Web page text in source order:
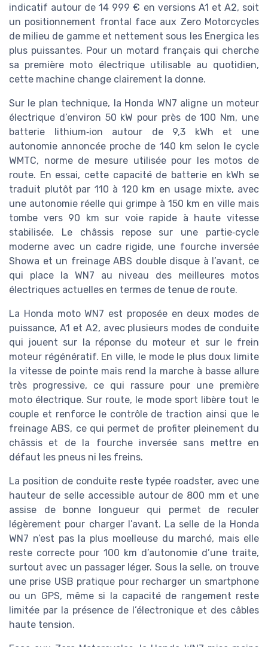
indicatif autour de 14 999 € en versions A1 et A2, soit
un positionnement frontal face aux Zero Motorcycles
de milieu de gamme et nettement sous les Energica les
plus puissantes. Pour un motard français qui cherche
sa première moto électrique utilisable au quotidien,
cette machine change clairement la donne.
Sur le plan technique, la Honda WN7 aligne un moteur
électrique d’environ 50 kW pour près de 100 Nm, une
batterie lithium‑ion autour de 9,3 kWh et une
autonomie annoncée proche de 140 km selon le cycle
WMTC, norme de mesure utilisée pour les motos de
route. En essai, cette capacité de batterie en kWh se
traduit plutôt par 110 à 120 km en usage mixte, avec
une autonomie réelle qui grimpe à 150 km en ville mais
tombe vers 90 km sur voie rapide à haute vitesse
stabilisée. Le châssis repose sur une partie‑cycle
moderne avec un cadre rigide, une fourche inversée
Showa et un freinage ABS double disque à l’avant, ce
qui place la WN7 au niveau des meilleures motos
électriques actuelles en termes de tenue de route.
La Honda moto WN7 est proposée en deux modes de
puissance, A1 et A2, avec plusieurs modes de conduite
qui jouent sur la réponse du moteur et sur le frein
moteur régénératif. En ville, le mode le plus doux limite
la vitesse de pointe mais rend la marche à basse allure
très progressive, ce qui rassure pour une première
moto électrique. Sur route, le mode sport libère tout le
couple et renforce le contrôle de traction ainsi que le
freinage ABS, ce qui permet de profiter pleinement du
châssis et de la fourche inversée sans mettre en
défaut les pneus ni les freins.
La position de conduite reste typée roadster, avec une
hauteur de selle accessible autour de 800 mm et une
assise de bonne longueur qui permet de reculer
légèrement pour charger l’avant. La selle de la Honda
WN7 n’est pas la plus moelleuse du marché, mais elle
reste correcte pour 100 km d’autonomie d’une traite,
surtout avec un passager léger. Sous la selle, on trouve
une prise USB pratique pour recharger un smartphone
ou un GPS, même si la capacité de rangement reste
limitée par la présence de l’électronique et des câbles
haute tension.